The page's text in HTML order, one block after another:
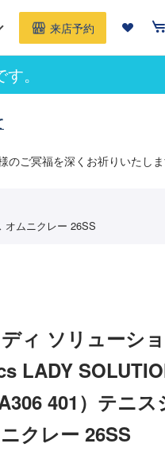
来店予約
。
ご冥福を深くお祈りいたしま
オムニクレー 26SS
ィ ソリューシ
LADY
401）テニ
クレー 26SS